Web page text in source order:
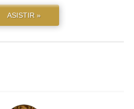
ASISTIR »